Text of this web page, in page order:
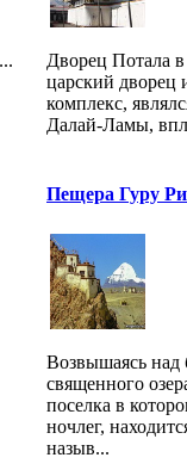
Дворец Потала
царский дворец
комплекс,
Далай-Ламы,
Пещера Гуру
Возвышаясь над
священного
поселка в
ночлег,
назыв...